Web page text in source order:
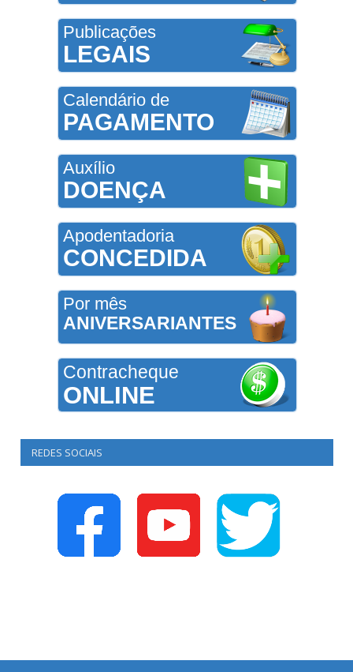
Publicações
LEGAIS
Calendário de
PAGAMENTO
Auxílio
DOENÇA
Apodentadoria
CONCEDIDA
Por mês
ANIVERSARIANTES
Contracheque
ONLINE
REDES SOCIAIS